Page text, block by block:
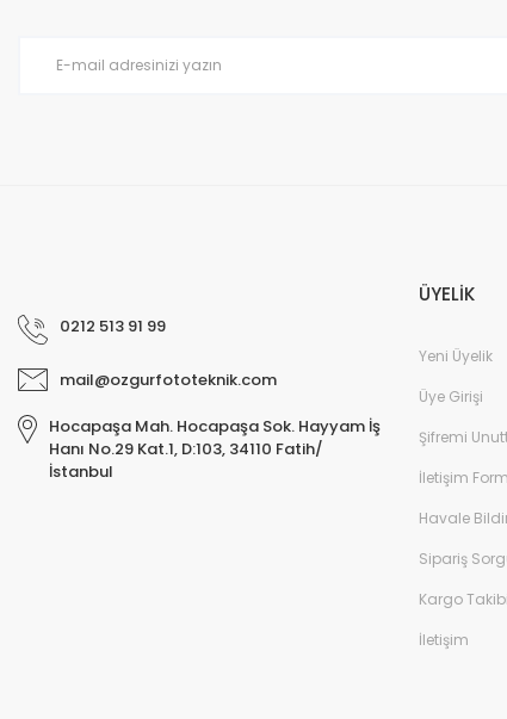
0212 513 91 99
mail@ozgurfototeknik.com
Hocapaşa Mah. Hocapaşa Sok. Hayyam İş
Hanı No.29 Kat.1, D:103, 34110 Fatih/
İstanbul
ÜYELİK
Yeni Üyelik
Üye Girişi
Şifremi
İletişim
Havale
Sipariş
Kargo Takibi
İletişim